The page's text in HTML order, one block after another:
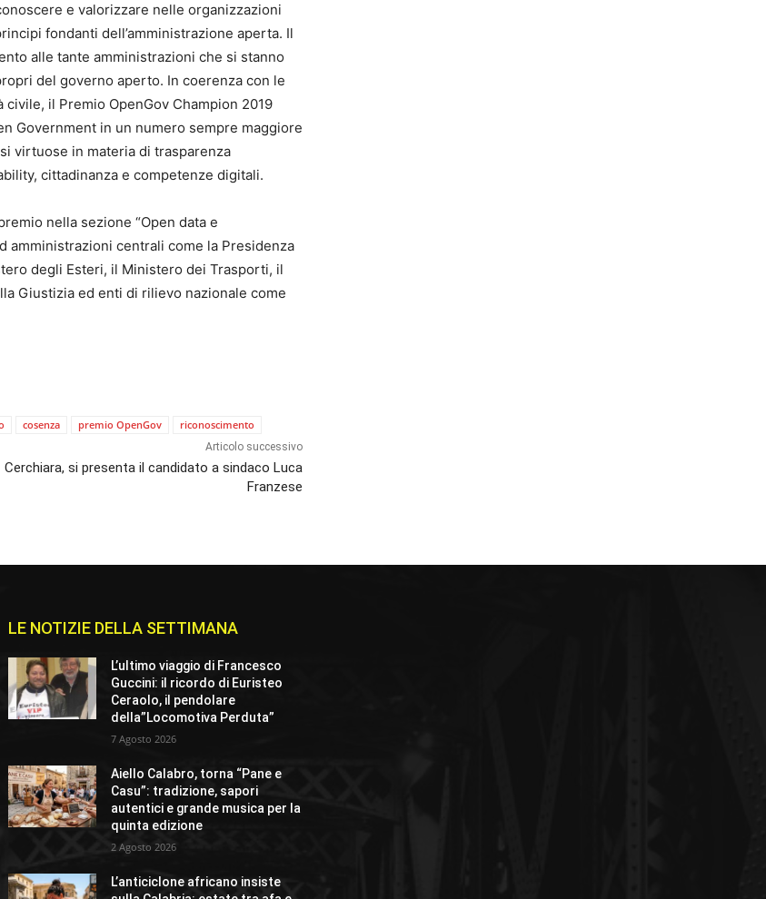
e valorizzare nelle organizzazioni
fondanti dell’amministrazione aperta. Il
alle tante amministrazioni che si stanno
del governo aperto. In coerenza con le
il Premio OpenGov Champion 2019
Government in un numero sempre maggiore
virtuose in materia di trasparenza
cittadinanza e competenze digitali.
nella sezione “Open data e
amministrazioni centrali come la Presidenza
degli Esteri, il Ministero dei Trasporti, il
Giustizia ed enti di rilievo nazionale come
cosenza premio OpenGov riconoscimento
Articolo successivo
Cerchiara, si presenta il candidato a sindaco Luca
Franzese
LE NOTIZIE DELLA SETTIMANA
L’ultimo viaggio di Francesco
Guccini: il ricordo di Euristeo
Ceraolo, il pendolare
della”Locomotiva Perduta”
7 Agosto 2026
Aiello Calabro, torna “Pane e
Casu”: tradizione, sapori
autentici e grande musica per la
quinta edizione
2 Agosto 2026
L’anticiclone africano insiste